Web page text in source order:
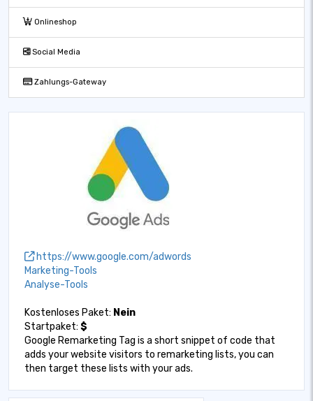
Onlineshop
Social Media
Zahlungs-Gateway
https://www.google.com/adwords
Marketing-Tools
Analyse-Tools
Kostenloses Paket: Nein
Startpaket: $
Google Remarketing Tag is a short snippet of code that
adds your website visitors to remarketing lists, you can
then target these lists with your ads.